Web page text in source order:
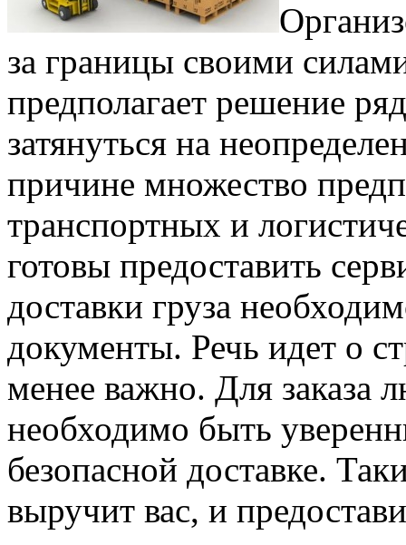
за границы своими
предполагает решение
затянуться на
причине множество
транспортных и
готовы предоставить
доставки груза
документы. Речь идет о
менее важно. Для заказа
необходимо быть
безопасной доставке.
выручит вас, и